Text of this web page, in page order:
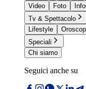
Video
Foto
Tv & Spettacolo
Lifestyle
Speciali
Chi siamo
Seguici anche su